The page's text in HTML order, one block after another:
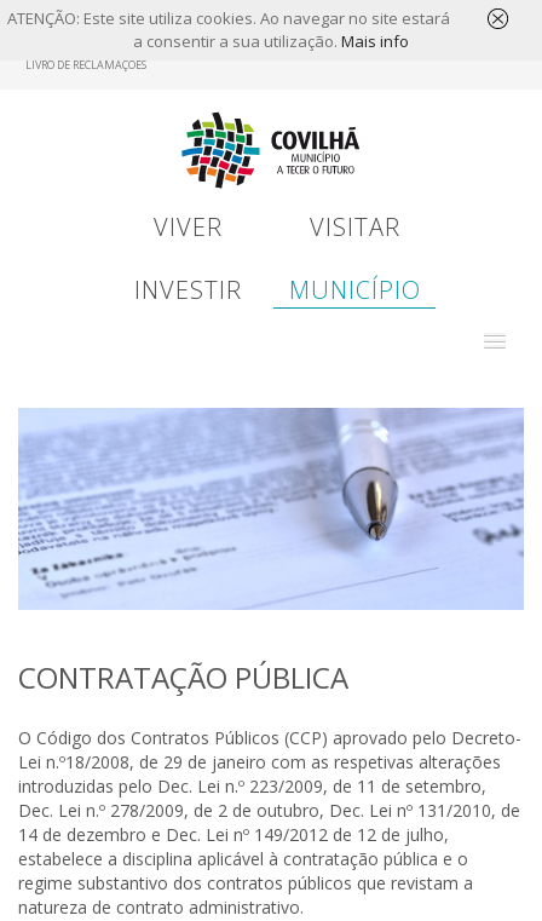
ATENÇÃO: Este site utiliza cookies. Ao navegar no site estará
a consentir a sua utilização. Mais info
LIVRO DE RECLAMAÇÕES
VIVER
VISITAR
INVESTIR
MUNICÍPIO
CONTRATAÇÃO PÚBLICA
O Código dos Contratos Públicos (CCP) aprovado pelo Decreto-
Lei n.º18/2008, de 29 de janeiro com as respetivas alterações
introduzidas pelo Dec. Lei n.º 223/2009, de 11 de setembro,
Dec. Lei n.º 278/2009, de 2 de outubro, Dec. Lei nº 131/2010, de
14 de dezembro e Dec. Lei nº 149/2012 de 12 de julho,
estabelece a disciplina aplicável à contratação pública e o
regime substantivo dos contratos públicos que revistam a
natureza de contrato administrativo.